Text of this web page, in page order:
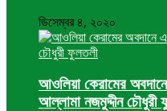
ডিসেম্বর ৪, ২০২০
আওলিয়া কেরামের
আল্লামা নজমুদ্দীন চৌধুরী